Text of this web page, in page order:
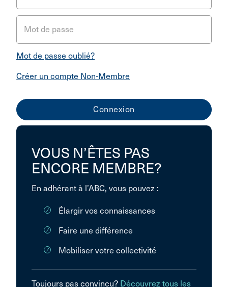
Mot de passe
Mot de passe oublié?
Créer un compte Non-Membre
VOUS N’ÊTES PAS
ENCORE MEMBRE?
En adhérant à l’ABC, vous pouvez :
Élargir vos connaissances
Faire une différence
Mobiliser votre collectivité
Toujours pas convincu? Découvrez tous les